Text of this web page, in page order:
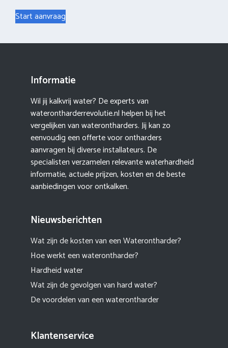
Start aanvraag
Informatie
Wil jij kalkvrij water? De experts van
waterontharderrevolutie.nl helpen bij het
vergelijken van waterontharders. Jij kan zo
eenvoudig een offerte voor ontharders
aanvragen bij diverse installateurs. De
specialisten verzamelen relevante waterhardheid
informatie, actuele prijzen, kosten en de beste
aanbiedingen voor ontkalken.
Nieuwsberichten
Wat zijn de kosten van een Waterontharder?
Hoe werkt een waterontharder?
Hardheid water
Wat zijn de gevolgen van hard water?
De voordelen van een waterontharder
Klantenservice